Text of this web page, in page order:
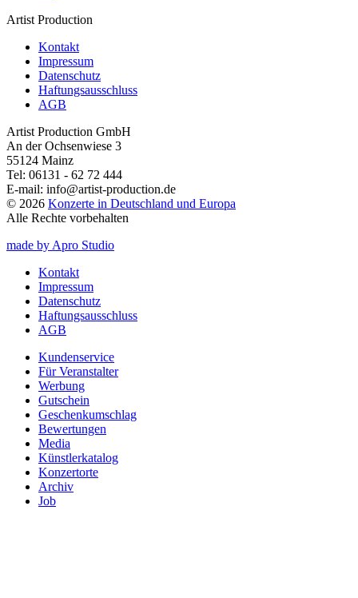
Artist Production
Kontakt
Impressum
Datenschutz
Haftungsausschluss
AGB
Artist Production GmbH
An der Ochsenwiese 3
55124 Mainz
Tel: 06131 - 62 72 444
E-mail: info@artist-production.de
© 2026 Konzerte in Deutschland und Europa
Alle Rechte vorbehalten
made by Apro Studio
Kontakt
Impressum
Datenschutz
Haftungsausschluss
AGB
Kundenservice
Für Veranstalter
Werbung
Gutschein
Geschenkumschlag
Bewertungen
Media
Künstlerkatalog
Konzertorte
Archiv
Job